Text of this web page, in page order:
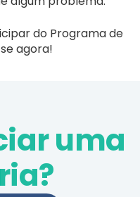
do Programa de
agora!
uma